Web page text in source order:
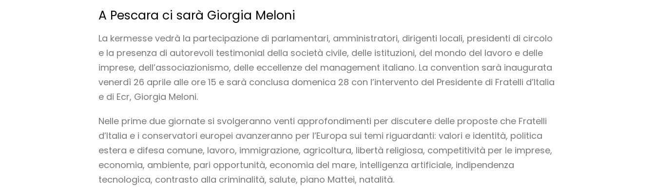
A Pescara ci sarà Giorgia Meloni
La kermesse vedrà la partecipazione di parlamentari, amministratori, dirigenti locali, presidenti di circolo
e la presenza di autorevoli testimonial della società civile, delle istituzioni, del mondo del lavoro e delle
imprese, dell’associazionismo, delle eccellenze del management italiano. La convention sarà inaugurata
venerdì 26 aprile alle ore 15 e sarà conclusa domenica 28 con l’intervento del Presidente di Fratelli d’Italia
e di Ecr, Giorgia Meloni.
Nelle prime due giornate si svolgeranno venti approfondimenti per discutere delle proposte che Fratelli
d’Italia e i conservatori europei avanzeranno per l’Europa sui temi riguardanti: valori e identità, politica
estera e difesa comune, lavoro, immigrazione, agricoltura, libertà religiosa, competitività per le imprese,
economia, ambiente, pari opportunità, economia del mare, intelligenza artificiale, indipendenza
tecnologica, contrasto alla criminalità, salute, piano Mattei, natalità.